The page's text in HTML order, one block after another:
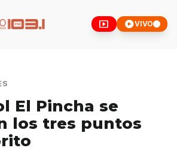
smart_display play_circleVIVO
El Pincha se
los tres puntos